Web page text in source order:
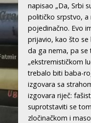
napisao „Da, Srbi
političko srpstvo, a
pojedinačno. Evo
prijavio, kao što
da ga nema, pa
„ekstremističkom
trebalo biti baba-
izgovara sa
izgovara riječ:
suprotstaviti se
zločinačkom i